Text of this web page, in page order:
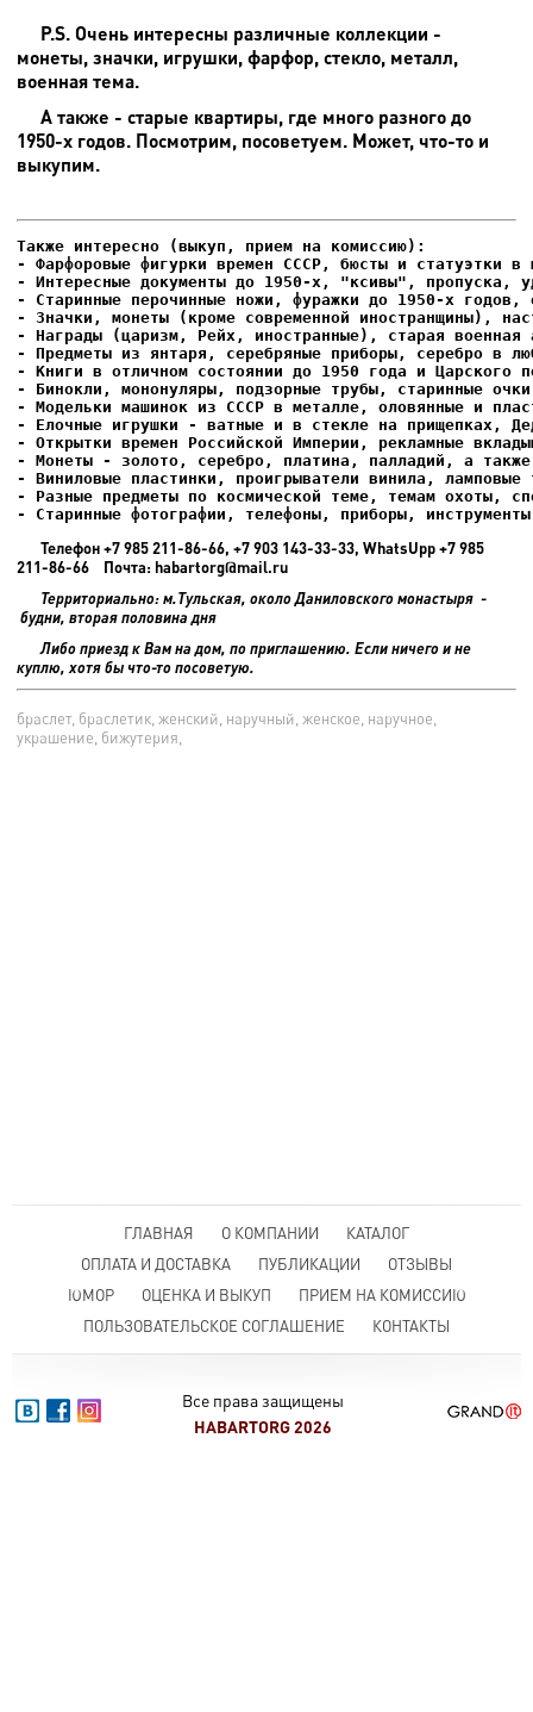
P.S. Очень интересны различные коллекции -
монеты, значки, игрушки, фарфор, стекло, металл,
военная тема.
А также - старые квартиры, где много разного до
1950-х годов. Посмотрим, посоветуем. Может, что-то и
выкупим.
- Фарфоровые фигурки времен СССР, бюсты и статуэтки в
- Интересные документы до 1950-х, "ксивы", пропуска,
- Елочные игрушки - ватные и в стекле на прищепках,
- Старинные фотографии, телефоны, приборы,
Телефон +7 985 211-86-66, +7 903 143-33-33, WhatsUpp +7 985
211-86-66 Почта: habartorg@mail.ru
Территориально: м.Тульская, около Даниловского монастыря -
будни, вторая половина дня
Либо приезд к Вам на дом, по приглашению. Если ничего и не
куплю, хотя бы что-то посоветую.
браслет, браслетик, женский, наручный, женское, наручное,
украшение, бижутерия,
ГЛАВНАЯ О КОМПАНИИ
КАТАЛОГ
ОПЛАТА И ДОСТАВКА
ПУБЛИКАЦИИ
ОТЗЫВЫ
ЮМОР
ОЦЕНКА И ВЫКУП
ПРИЕМ НА КОМИССИЮ
ПОЛЬЗОВАТЕЛЬСКОЕ СОГЛАШЕНИЕ
КОНТАКТЫ
Все права защищены
HABARTORG 2026